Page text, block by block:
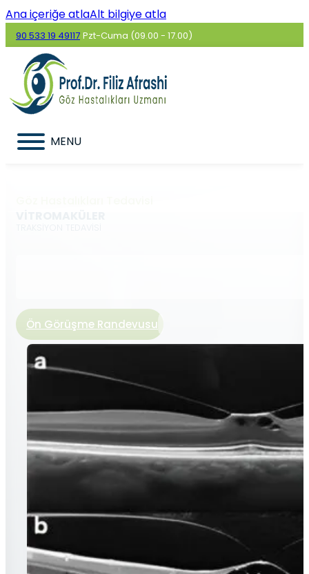
Ana içeriğe atlaAlt bilgiye atla
90 533 19 49117 Pzt-Cuma (09.00 - 17.00)
MENU
Ön Görüşme Randevusu